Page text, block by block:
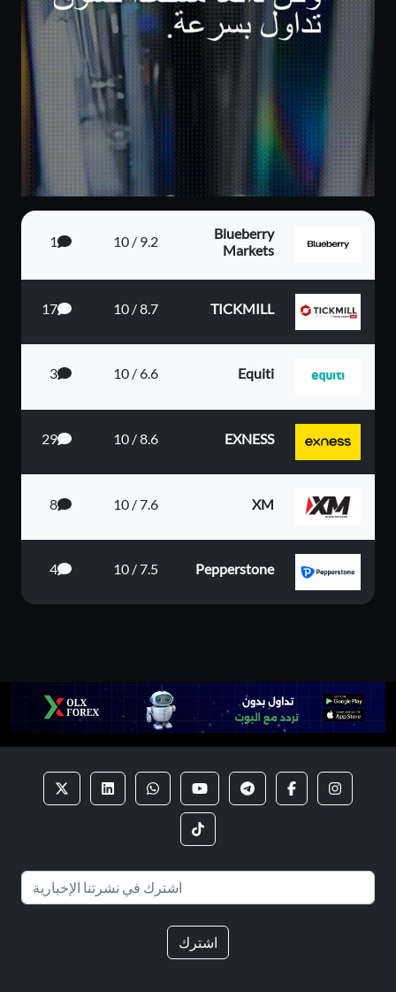
Blueberry
Markets
9.2 / 10
1
TICKMILL
8.7 / 10
17
Equiti
6.6 / 10
3
EXNESS
8.6 / 10
29
XM
7.6 / 10
8
Pepperstone
7.5 / 10
4
اشترك